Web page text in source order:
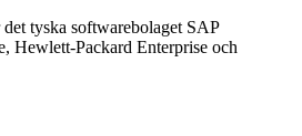
tyska softwarebolaget SAP
Hewlett-Packard Enterprise och